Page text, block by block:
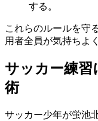
する。
これらのルールを守
用者全員が気持ちよ
サッカー練習
術
サッカー少年が蛍池